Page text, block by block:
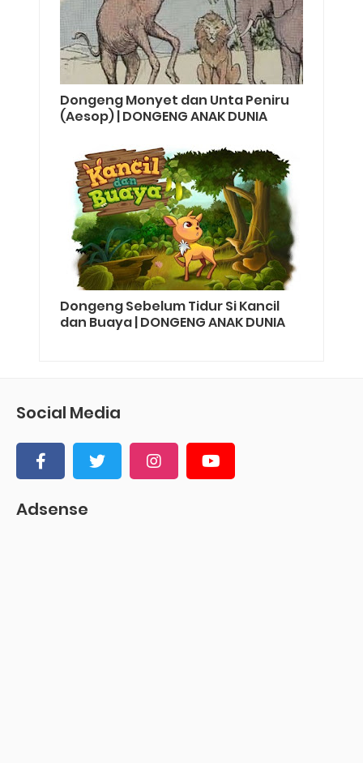
Dongeng Monyet dan Unta Peniru
(Aesop) | DONGENG ANAK DUNIA
Dongeng Sebelum Tidur Si Kancil
dan Buaya | DONGENG ANAK DUNIA
Social Media
Adsense